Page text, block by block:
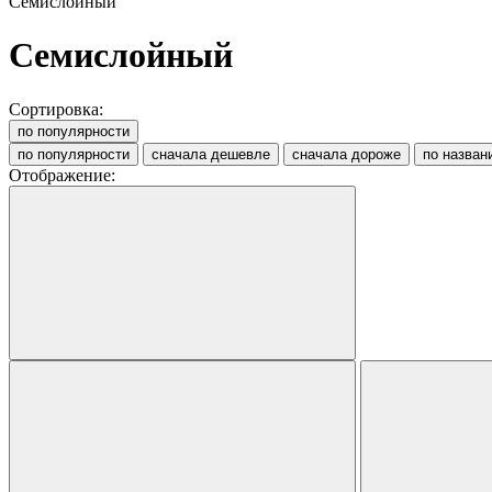
Семислойный
Сортировка:
по популярности
по популярности
сначала дешевле сначала дороже по
Отображение: